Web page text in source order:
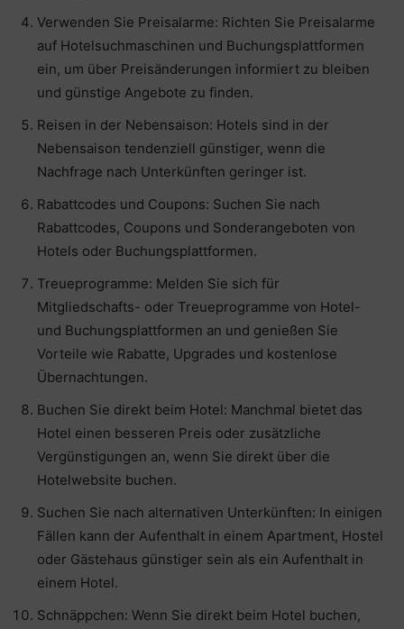
Verwenden Sie Preisalarme: Richten Sie Preisalarme
auf Hotelsuchmaschinen und Buchungsplattformen
ein, um über Preisänderungen informiert zu bleiben
und günstige Angebote zu finden.
Reisen in der Nebensaison: Hotels sind in der
Nebensaison tendenziell günstiger, wenn die
Nachfrage nach Unterkünften geringer ist.
Rabattcodes und Coupons: Suchen Sie nach
Rabattcodes, Coupons und Sonderangeboten von
Hotels oder Buchungsplattformen.
Treueprogramme: Melden Sie sich für
Mitgliedschafts- oder Treueprogramme von Hotel-
und Buchungsplattformen an und genießen Sie
Vorteile wie Rabatte, Upgrades und kostenlose
Übernachtungen.
Buchen Sie direkt beim Hotel: Manchmal bietet das
Hotel einen besseren Preis oder zusätzliche
Vergünstigungen an, wenn Sie direkt über die
Hotelwebsite buchen.
Suchen Sie nach alternativen Unterkünften: In einigen
Fällen kann der Aufenthalt in einem Apartment, Hostel
oder Gästehaus günstiger sein als ein Aufenthalt in
einem Hotel.
Schnäppchen: Wenn Sie direkt beim Hotel buchen,